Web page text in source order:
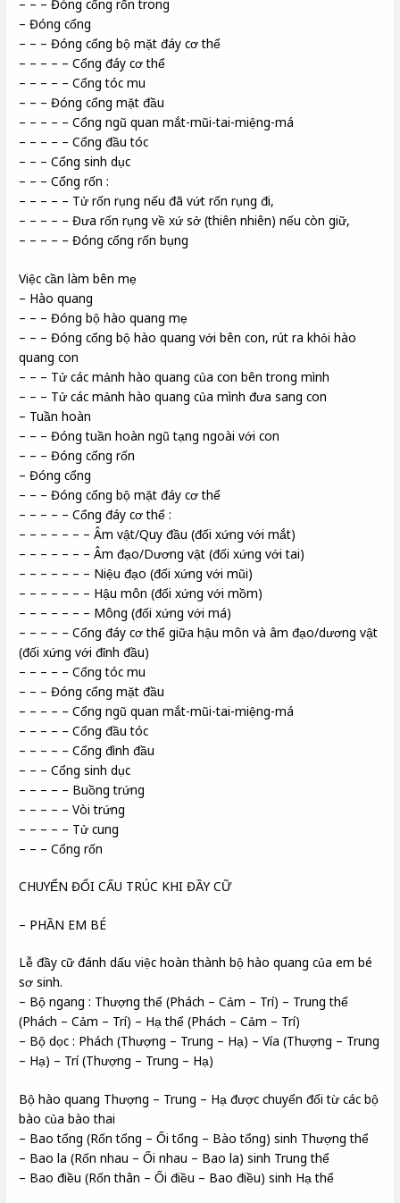
– – – Đóng cổng rốn trong
– Đóng cổng
– – – Đóng cổng bộ mặt đáy cơ thể
– – – – – Cổng đáy cơ thể
– – – – – Cổng tóc mu
– – – Đóng cổng mặt đầu
– – – – – Cổng ngũ quan mắt-mũi-tai-miệng-má
– – – – – Cổng đầu tóc
– – – Cổng sinh dục
– – – Cổng rốn :
– – – – – Tử rốn rụng nếu đã vứt rốn rụng đi,
– – – – – Đưa rốn rụng về xứ sở (thiên nhiên) nếu còn giữ,
– – – – – Đóng cổng rốn bụng
Việc cần làm bên mẹ
– Hào quang
– – – Đóng bộ hào quang mẹ
– – – Đóng cổng bộ hào quang với bên con, rút ra khỏi hào
quang con
– – – Tử các mảnh hào quang của con bên trong mình
– – – Tử các mảnh hào quang của mình đưa sang con
– Tuần hoàn
– – – Đóng tuần hoàn ngũ tạng ngoài với con
– – – Đóng cổng rốn
– Đóng cổng
– – – Đóng cổng bộ mặt đáy cơ thể
– – – – – Cổng đáy cơ thể :
– – – – – – – Âm vật/Quy đầu (đối xứng với mắt)
– – – – – – – Âm đạo/Dương vật (đối xứng với tai)
– – – – – – – Niệu đạo (đối xứng với mũi)
– – – – – – – Hậu môn (đối xứng với mồm)
– – – – – – – Mông (đối xứng với má)
– – – – – Cổng đáy cơ thể giữa hậu môn và âm đạo/dương vật
(đối xứng với đỉnh đầu)
– – – – – Cổng tóc mu
– – – Đóng cổng mặt đầu
– – – – – Cổng ngũ quan mắt-mũi-tai-miệng-má
– – – – – Cổng đầu tóc
– – – – – Cổng đình đầu
– – – Cổng sinh dục
– – – – – Buồng trứng
– – – – – Vòi trứng
– – – – – Tử cung
– – – Cổng rốn
CHUYỂN ĐỔI CẤU TRÚC KHI ĐẦY CỮ
– PHẦN EM BÉ
Lễ đầy cữ đánh dấu việc hoàn thành bộ hào quang của em bé
sơ sinh.
– Bộ ngang : Thượng thể (Phách – Cảm – Trí) – Trung thể
(Phách – Cảm – Trí) – Hạ thể (Phách – Cảm – Trí)
– Bộ dọc : Phách (Thượng – Trung – Hạ) – Vía (Thượng – Trung
– Hạ) – Trí (Thượng – Trung – Hạ)
Bộ hào quang Thượng – Trung – Hạ được chuyển đổi từ các bộ
bào của bào thai
– Bao tổng (Rốn tổng – Ối tổng – Bào tổng) sinh Thượng thể
– Bao la (Rốn nhau – Ối nhau – Bao la) sinh Trung thể
– Bao điều (Rốn thân – Ối điều – Bao điều) sinh Hạ thể